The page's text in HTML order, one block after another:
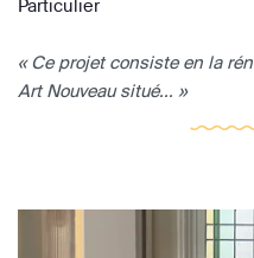
Particulier
« Ce projet consiste en la
Art Nouveau situé... »